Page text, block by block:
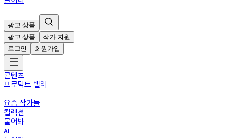
광고 상품
광고 상품
작가 지원
로그인
회원가입
콘텐츠
프로덕트 밸리
요즘 작가들
컬렉션
물어봐